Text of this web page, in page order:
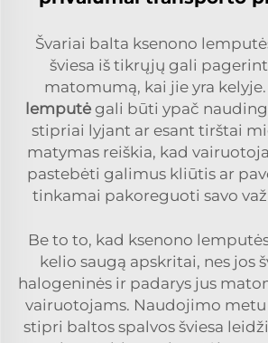
Švariai balta ksenono
šviesa iš tikrųjų gali
matomumą, kai jie yra kelyje.
lemputė gali būti ypač
stipriai lyjant ar esant tirštai
matymas reiškia, kad
pastebėti galimus kliūtis ar
tinkamai pakoreguoti savo
Be to to, kad ksenono
kelio saugą apskritai, nes jos
halogeninės ir padarys jus
vairuotojams. Naudojimo
stipri baltos spalvos šviesa